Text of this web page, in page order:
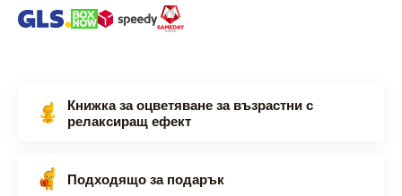
Книжка за оцветяване за възрастни с
релаксиращ ефект
Подходящо за подарък